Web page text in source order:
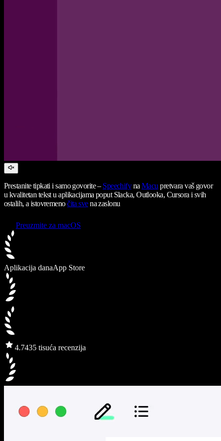
Prestanite tipkati i samo govorite – SpeechifynaMacu pretvara vaš govor
u kvalitetan tekst u aplikacijama poput Slacka, Outlooka, Cursora i svih
ostalih, a istovremenočita svena zaslonu
Preuzmite za macOS
Aplikacija danaApp Store
4.7435 tisuća recenzija